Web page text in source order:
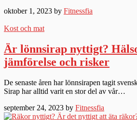
oktober 1, 2023 by Fitnessfia
Kost och mat
Är lönnsirap nyttigt?
jämförelse och risker
De senaste åren har lönnsirapen tagit
Sirap har alltid varit en stor del av vår…
september 24, 2023 by Fitnessfia